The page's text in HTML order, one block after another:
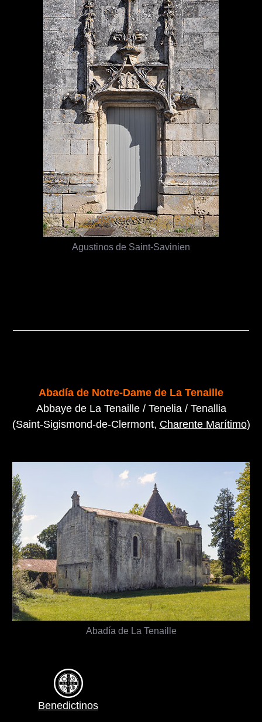
Agustinos de Saint-Savinien
Abadía de Notre-Dame de La Tenaille
Abbaye de La Tenaille / Tenelia / Tenallia
(Saint-Sigismond-de-Clermont, Charente Marítimo)
Abadía de La Tenaille
Benedictinos